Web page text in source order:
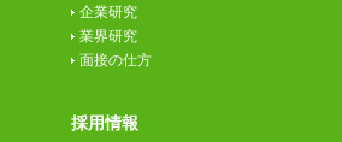
企業研究
業界研究
面接の仕方
採用情報